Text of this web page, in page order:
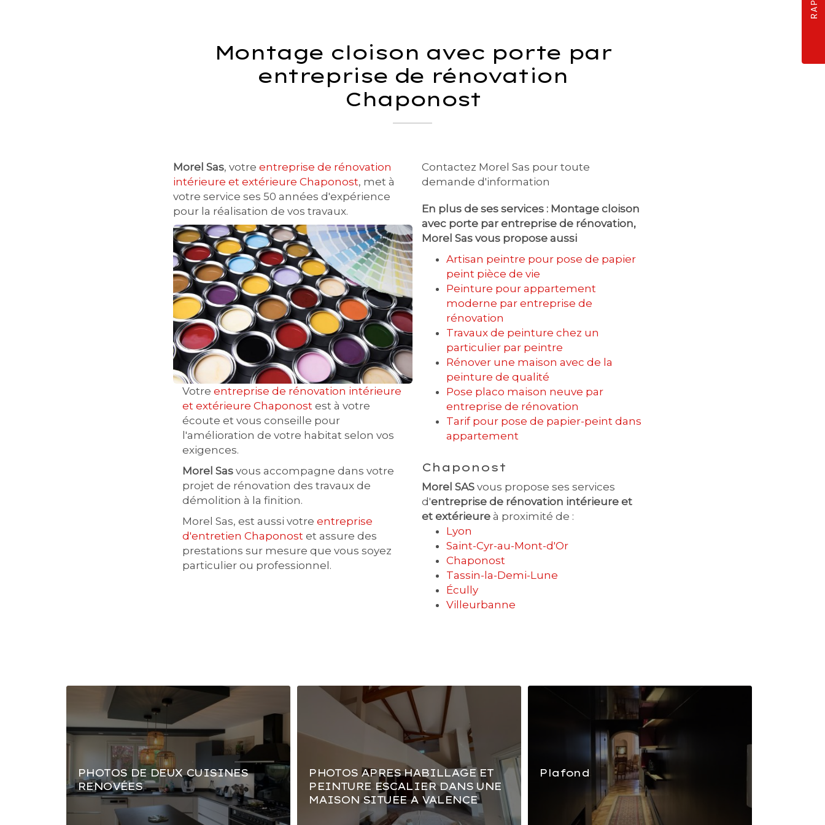
Montage cloison avec porte par
entreprise de rénovation
Chaponost
Morel Sas, votre entreprise de rénovation
intérieure et extérieure Chaponost, met à
votre service ses 50 années d'expérience
pour la réalisation de vos travaux.
Votre entreprise de rénovation intérieure
et extérieure Chaponost est à votre
écoute et vous conseille pour
l'amélioration de votre habitat selon vos
exigences.
Morel Sas vous accompagne dans votre
projet de rénovation des travaux de
démolition à la finition.
Morel Sas, est aussi votre entreprise
d'entretien Chaponost et assure des
prestations sur mesure que vous soyez
particulier ou professionnel.
Contactez Morel Sas pour toute
demande d'information
En plus de ses services : Montage cloison
avec porte par entreprise de rénovation,
Morel Sas vous propose aussi
Artisan peintre pour pose de papier
peint pièce de vie
Peinture pour appartement
moderne par entreprise de
rénovation
Travaux de peinture chez un
particulier par peintre
Rénover une maison avec de la
peinture de qualité
Pose placo maison neuve par
entreprise de rénovation
Tarif pour pose de papier-peint dans
appartement
Chaponost
Morel SAS vous propose ses services
d'entreprise de rénovation intérieure et
et extérieure à proximité de :
Lyon
Saint-Cyr-au-Mont-d'Or
Chaponost
Tassin-la-Demi-Lune
Écully
Villeurbanne
PHOTOS DE DEUX CUISINES
RENOVÉES
PHOTOS APRES HABILLAGE ET
PEINTURE ESCALIER DANS UNE
MAISON SITUEE A VALENCE
Plafond